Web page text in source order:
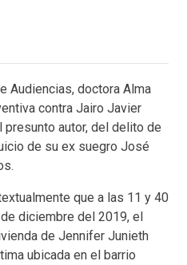
Audiencias, doctora Alma
contra Jairo Javier
autor, del delito de
de su ex suegro José
que a las 11 y 40
diciembre del 2019, el
de Jennifer Junieth
ubicada en el barrio